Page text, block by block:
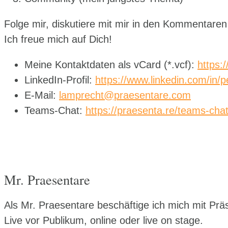
Folge mir, diskutiere mit mir in den
Ich freue mich auf Dich!
Meine Kontaktdaten als vCard (*.vcf):
LinkedIn-Profil: https://www.linkedin.com/in/
E-Mail: lamprecht@praesentare.com
Teams-Chat: https://praesenta.re/teams-chat
Mr. Praesentare
Als Mr. Praesentare beschäftige ich mich mit
Live vor Publikum, online oder live on stage.